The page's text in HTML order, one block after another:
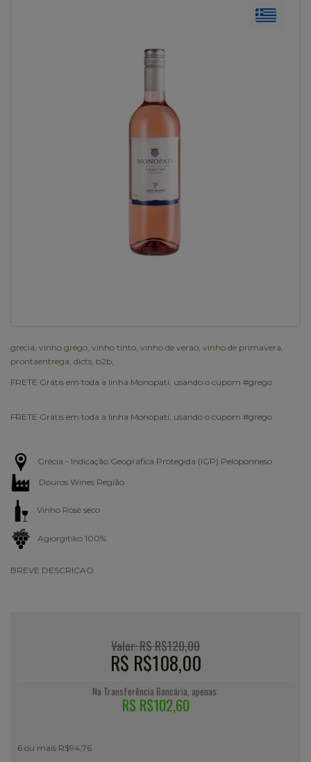
grecia vinho grego vinho tinto vinho de verao vinho de primavera
prontaentrega dicts b2b
FRETE Grátis em toda a linha Monopati, usando o cupom #grego
FRETE Grátis em toda a linha Monopati, usando o cupom #grego
Grécia - Indicação Geográfica Protegida (IGP) Peloponneso
Douros Wines Região
Vinho Rosé seco
Agiorgitiko 100%
BREVE DESCRICAO
Valor: R$ R$120,00
R$ R$108,00
Na Transferência Bancária, apenas:
R$ R$102,60
6 ou mais R$94,76